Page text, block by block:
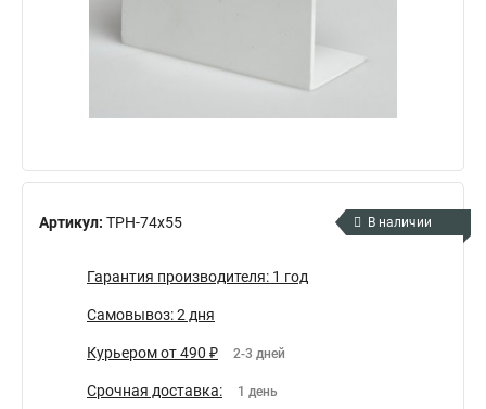
Артикул: ТРН-74х55 В наличии
Гарантия производителя: 1 год
Самовывоз: 2 дня
Курьером от 490 ₽ 2-3 дней
Срочная доставка: 1 день